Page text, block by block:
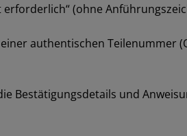
erforderlich“ (ohne
authentischen Teilenummer
Bestätigungsdetails und